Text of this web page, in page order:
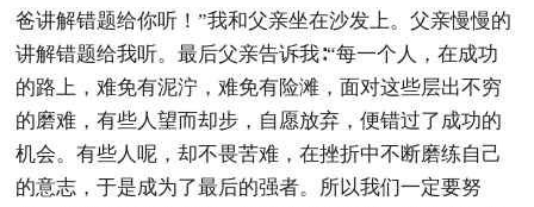
爸讲解错题给你听！”我和父亲坐在沙发上。父亲慢慢的
讲解错题给我听。最后父亲告诉我∶“每一个人，在成功
的路上，难免有泥泞，难免有险滩，面对这些层出不穷
的磨难，有些人望而却步，自愿放弃，便错过了成功的
机会。有些人呢，却不畏苦难，在挫折中不断磨练自己
的意志，于是成为了最后的强者。所以我们一定要努